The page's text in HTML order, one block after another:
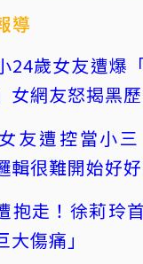
導
24歲女友遭爆
女網友怒揭黑
友遭控當小
輯很難開始好好
抱走！徐莉玲
大傷痛」